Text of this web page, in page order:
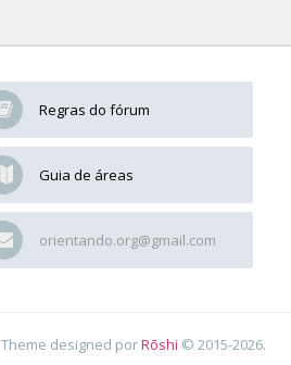
Regras do fórum
Guia de áreas
orientando.org@gmail.com
Theme designed porRōshi © 2015-2026.